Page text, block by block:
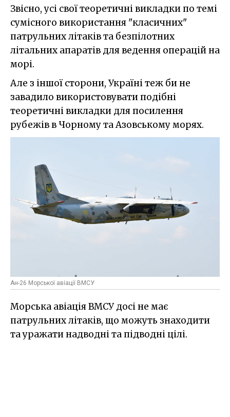
Звісно, усі свої теоретичні викладки по темі
сумісного використання "класичних"
патрульних літаків та безпілотних
літальних апаратів для ведення операцій на
морі.
Але з іншої сторони, Україні теж би не
завадило використовувати подібні
теоретичні викладки для посилення
рубежів в Чорному та Азовському морях.
Ан-26 Морської авіації ВМСУ
Морська авіація ВМСУ досі не має
патрульних літаків, що можуть знаходити
та уражати надводні та підводні цілі.